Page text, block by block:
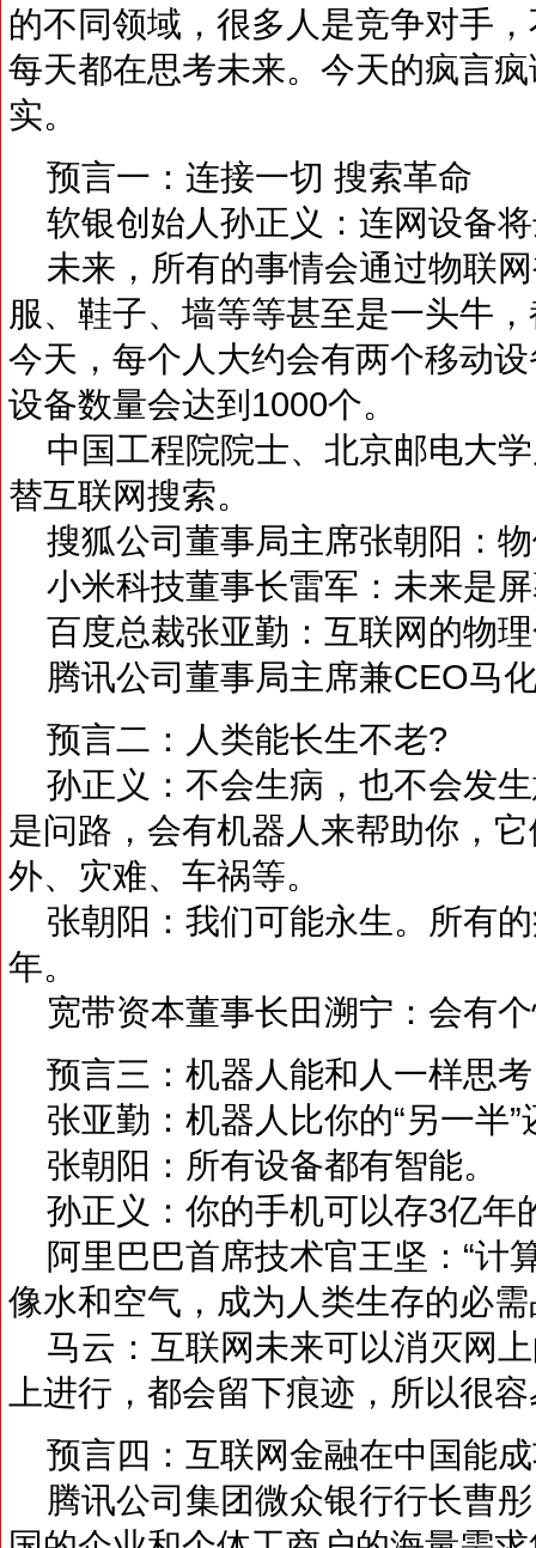
的不同领域，很多人是竞争对手
每天都在思考未来。今天的疯言
实。
预言一：连接一切 搜索革命
软银创始人孙正义：连网设备
未来，所有的事情会通过物联
服、鞋子、墙等等甚至是一头牛
今天，每个人大约会有两个移动
设备数量会达到1000个。
中国工程院院士、北京邮电大
替互联网搜索。
搜狐公司董事局主席张朝阳：
小米科技董事长雷军：未来是
百度总裁张亚勤：互联网的物
腾讯公司董事局主席兼CEO马
预言二：人类能长生不老?
孙正义：不会生病，也不会发
是问路，会有机器人来帮助你，
外、灾难、车祸等。
张朝阳：我们可能永生。所有
年。
宽带资本董事长田溯宁：会有
预言三：机器人能和人一样思考
张亚勤：机器人比你的“另一半”
张朝阳：所有设备都有智能。
孙正义：你的手机可以存3亿年
阿里巴巴首席技术官王坚：“计
像水和空气，成为人类生存的必
马云：互联网未来可以消灭网
上进行，都会留下痕迹，所以很
预言四：互联网金融在中国能
腾讯公司集团微众银行行长曹